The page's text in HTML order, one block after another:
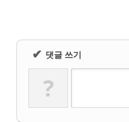
✔ 댓글 쓰기
?